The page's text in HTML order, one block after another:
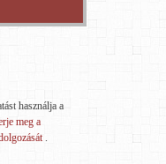
használja a
meg a
.